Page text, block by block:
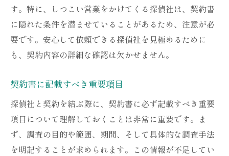
す。特に、しつこい営業をかけてくる探偵社は、契約書
に隠れた条件を潜ませていることがあるため、注意が必
要です。安心して依頼できる探偵社を見極めるために
も、契約内容の詳細な確認は欠かせません。
契約書に記載すべき重要項目
探偵社と契約を結ぶ際に、契約書に必ず記載すべき重要
項目について理解しておくことは非常に重要です。ま
ず、調査の目的や範囲、期間、そして具体的な調査手法
を明記することが求められます。この情報が不足してい